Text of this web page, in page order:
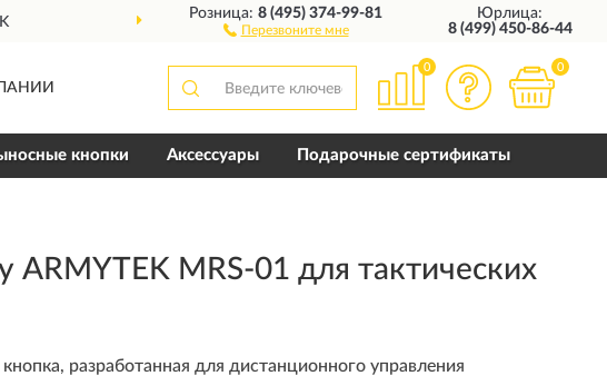
ДОСТАВИМ ПО ВСЕЙ РОССИИ
Розница:8 (495) 374-99-81
Перезвоните мне
Юрлица:
8 (499) 450-86-44
0 0
кнопки Аксессуары Подарочные сертификаты
MRS-01 для тактических
разработанная для дистанционного управления